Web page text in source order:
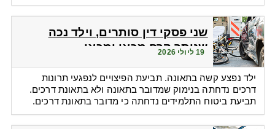
שני פסקי דין סותרים, וילד נכה
שנותר קרח מכאן ומכאן
19 ליולי 2026
ילד נפצע קשה בתאונה. תביעת הפיצויים לנפגעי תרונות
דרכים נדחתה בנימוק שמדובר בתאונה ולא בתאונת דרכים.
תביעת ביטוח התלמידים נדחתה כי מדובר בתאונת דרכים.